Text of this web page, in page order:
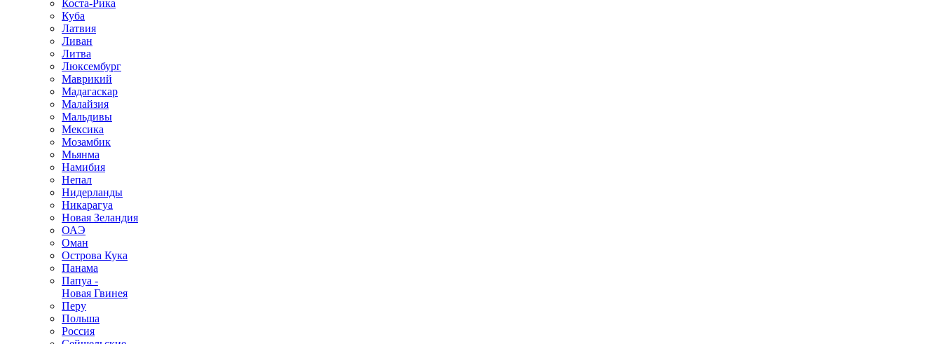
Коста-Рика
Куба
Латвия
Ливан
Литва
Люксембург
Маврикий
Мадагаскар
Малайзия
Мальдивы
Мексика
Мозамбик
Мьянма
Намибия
Непал
Нидерланды
Никарагуа
Новая Зеландия
ОАЭ
Оман
Острова Кука
Панама
Папуа -
Новая Гвинея
Перу
Польша
Россия